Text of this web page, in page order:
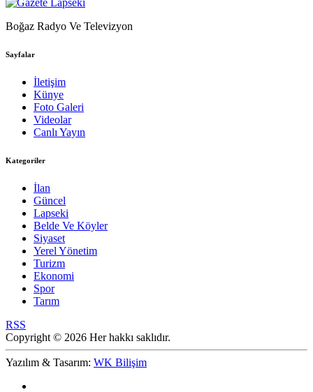
Boğaz Radyo Ve Televizyon
Sayfalar
İletişim
Künye
Foto Galeri
Videolar
Canlı Yayın
Kategoriler
İlan
Güncel
Lapseki
Belde Ve Köyler
Siyaset
Yerel Yönetim
Turizm
Ekonomi
Spor
Tarım
RSS
Copyright © 2026 Her hakkı saklıdır.
Yazılım & Tasarım: WK Bilişim